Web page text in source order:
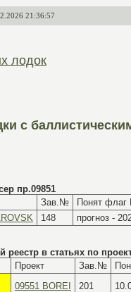
21:36:57
лодок
с
пр.09851
Зав.№ Понят
148 прогноз -
реестр в статьях по
Проект Зав.№
09551 BOREI 201